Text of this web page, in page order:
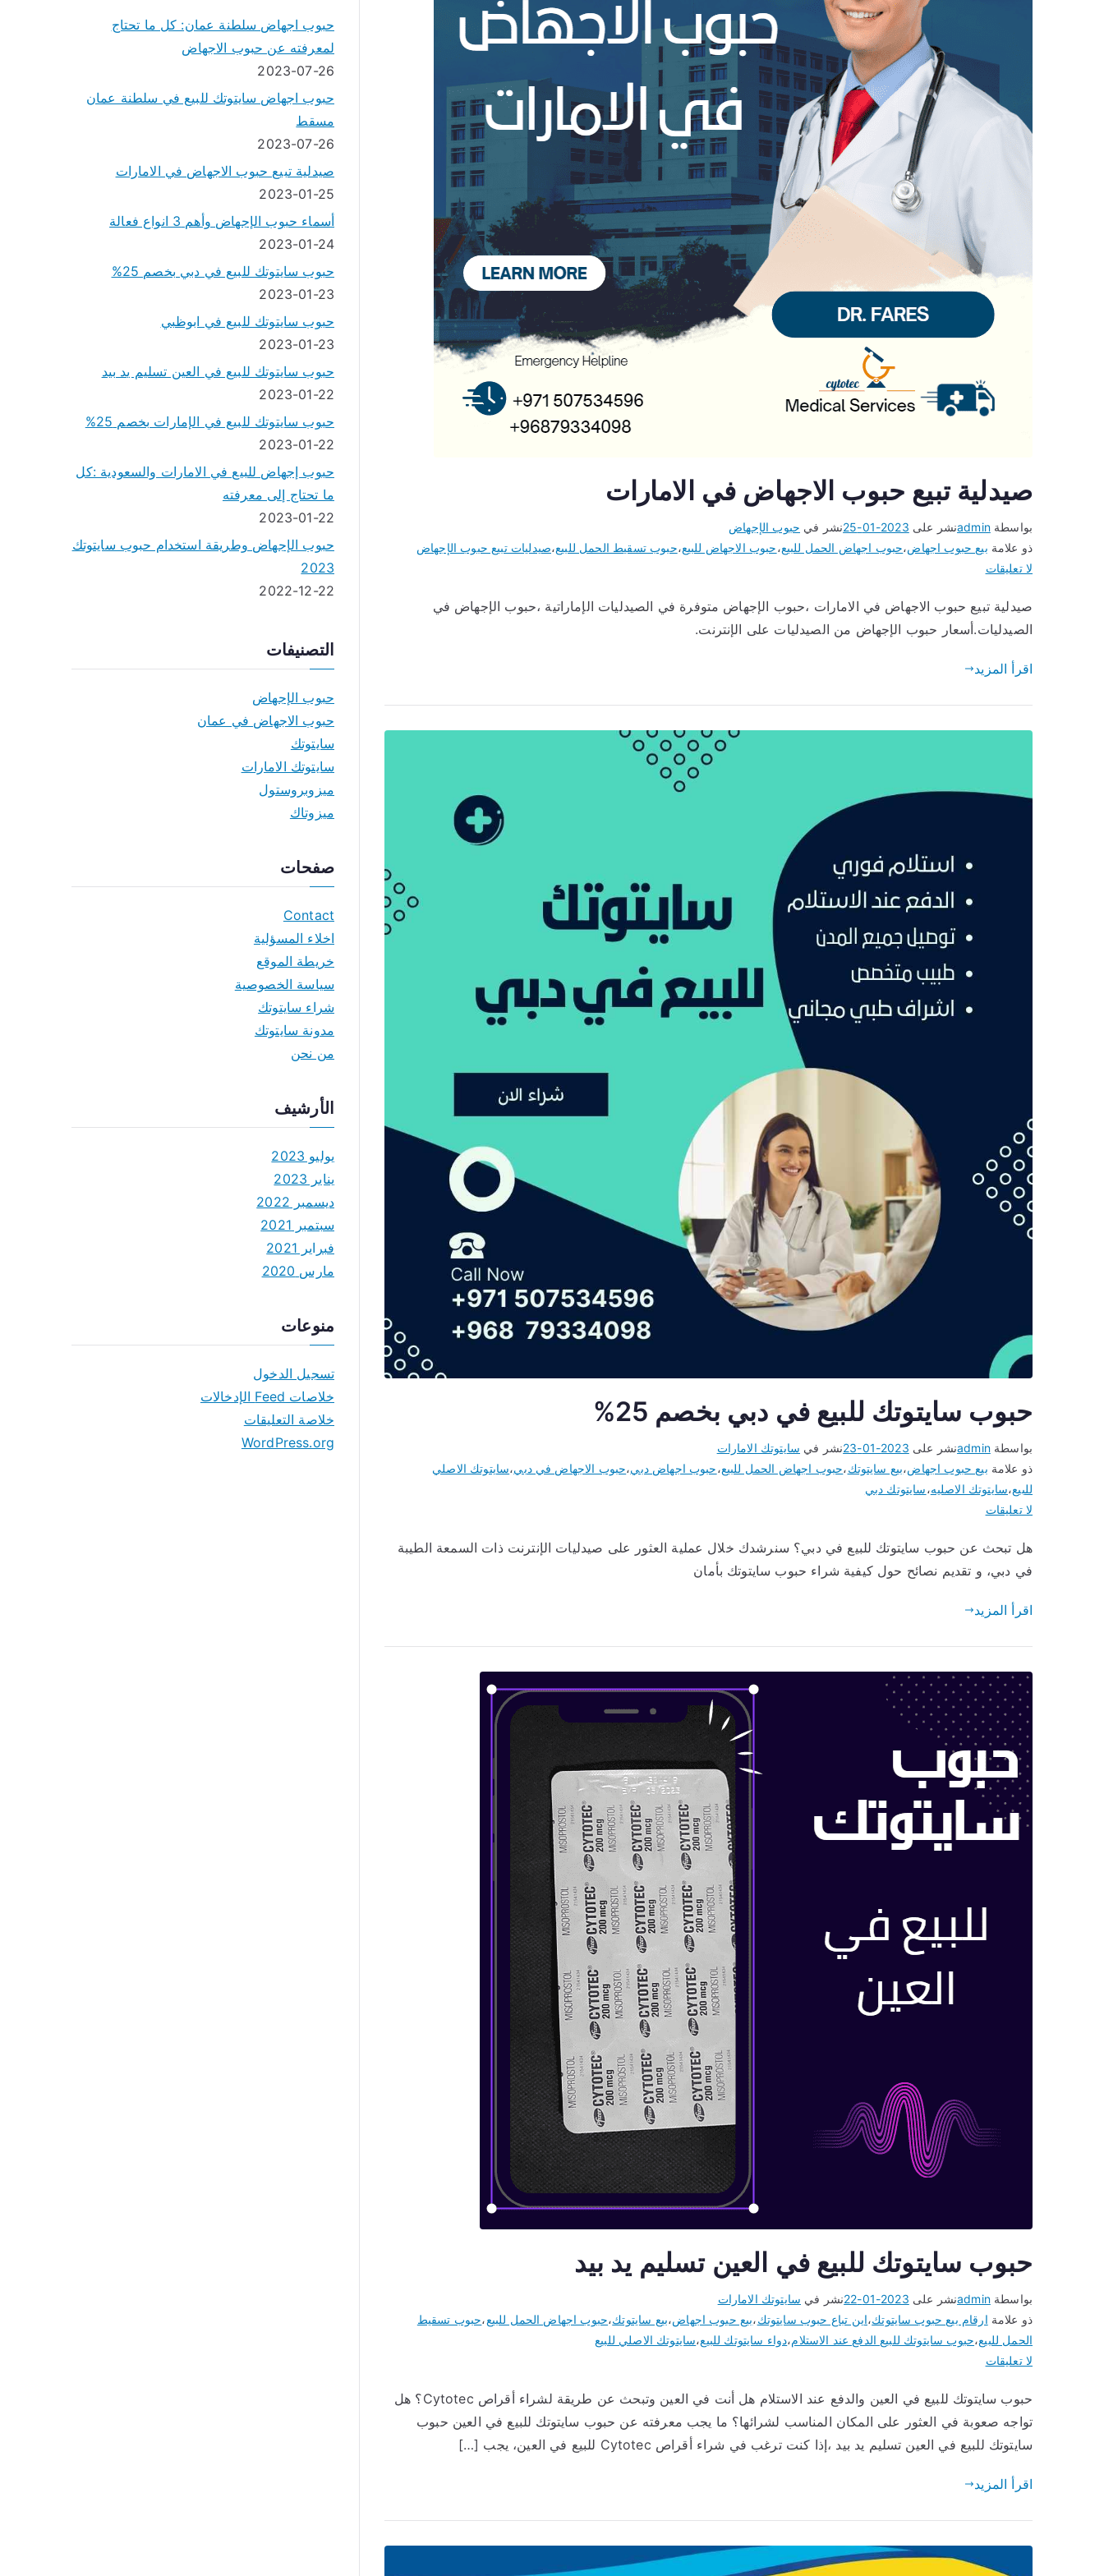
صيدلية تبيع حبوب الاجهاض في الامارات
بواسطةadminنشر على 2023-01-25 نشر في حبوب الإجهاض
ذو علامة بيع حبوب اجهاض،حبوب اجهاض الحمل للبيع،حبوب الاجهاض للبيع،حبوب تسقيط الحمل للبيع،صيدليات تبيع حبوب الإجهاض
لا تعليقات
تبيع
حبوب
في
صيدلية تبيع حبوب الاجهاض في الامارات ،حبوب الإجهاض متوفرة في الصيدليات الإماراتية ،حبوب الإجهاض في
الصيدليات.أسعار حبوب الإجهاض من الصيدليات على الإنترنت.
اقرأ المزيد
حبوب سايتوتك للبيع في دبي بخصم 25%
بواسطةadminنشر على 2023-01-23 نشر في سايتوتك الامارات
ذو علامة بيع حبوب اجهاض،بيع سايتوتك،حبوب اجهاض الحمل للبيع،حبوب اجهاض دبي،حبوب الاجهاض في دبي،سايتوتك الاصلي
للبيع،سايتوتك الاصليه،سايتوتك دبي
لا تعليقات
سايتوتك
للبيع
دبي
هل تبحث عن حبوب سايتوتك للبيع في دبي؟ سنرشدك خلال عملية العثور على صيدليات الإنترنت ذات السمعة الطيبة
في دبي، و تقديم نصائح حول كيفية شراء حبوب سايتوتك بأمان
اقرأ المزيد
حبوب سايتوتك للبيع في العين تسليم يد بيد
بواسطةadminنشر على 2023-01-22 نشر في سايتوتك الامارات
ذو علامة ارقام بيع حبوب سايتوتك،اين تباع حبوب سايتوتك،بيع حبوب اجهاض،بيع سايتوتك،حبوب اجهاض الحمل للبيع،حبوب تسقيط
الحمل للبيع،حبوب سايتوتك للبيع الدفع عند الاستلام،دواء سايتوتك للبيع،سايتوتك الاصلي للبيع
لا تعليقات
سايتوتك
للبيع
في
تسليم
بيد
حبوب سايتوتك للبيع في العين والدفع عند الاستلام هل أنت في العين وتبحث عن طريقة لشراء أقراص Cytotec؟ هل
تواجه صعوبة في العثور على المكان المناسب لشرائها؟ ما يجب معرفته عن حبوب سايتوتك للبيع في العين حبوب
سايتوتك للبيع في العين تسليم يد بيد ،إذا كنت ترغب في شراء أقراص Cytotec للبيع في العين، يجب […]
اقرأ المزيد
حبوب اجهاض سلطنة عمان: كل ما تحتاج
لمعرفته عن حبوب الاجهاض
2023-07-26
حبوب اجهاض سايتوتك للبيع في سلطنة عمان
مسقط
2023-07-26
صيدلية تبيع حبوب الاجهاض في الامارات
2023-01-25
أسماء حبوب الإجهاض وأهم 3 انواع فعالة
2023-01-24
حبوب سايتوتك للبيع في دبي بخصم 25%
2023-01-23
حبوب سايتوتك للبيع في ابوظبي
2023-01-23
حبوب سايتوتك للبيع في العين تسليم يد بيد
2023-01-22
حبوب سايتوتك للبيع في الإمارات بخصم 25%
2023-01-22
حبوب إجهاض للبيع في الامارات والسعودية :كل
ما تحتاج إلى معرفته
2023-01-22
حبوب الإجهاض وطريقة استخدام حبوب سايتوتك
2023
2022-12-22
التصنيفات
حبوب الإجهاض
حبوب الاجهاض في عمان
سايتوتك
سايتوتك الامارات
ميزوبروستول
ميزوتاك
صفحات
Contact
اخلاء المسؤلية
خريطة الموقع
سياسة الخصوصية
شراء سايتوتك
مدونة سايتوتك
من نحن
الأرشيف
يوليو 2023
يناير 2023
ديسمبر 2022
سبتمبر 2021
فبراير 2021
مارس 2020
منوعات
تسجيل الدخول
خلاصات Feed الإدخالات
خلاصة التعليقات
WordPress.org